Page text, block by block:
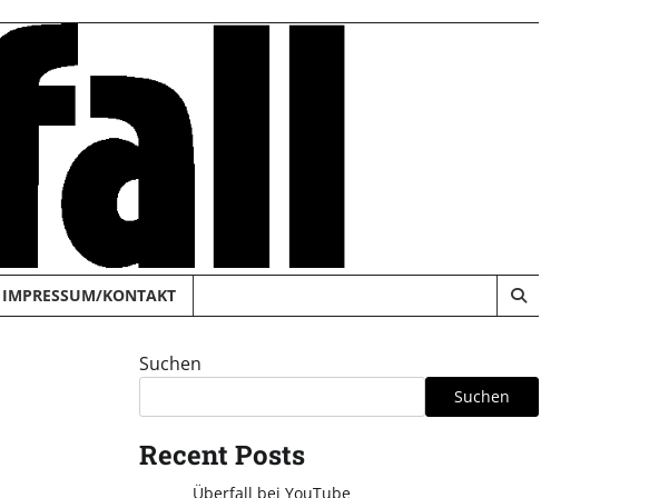
IMPRESSUM/KONTAKT
Suchen
Suchen
Recent Posts
Überfall bei YouTube